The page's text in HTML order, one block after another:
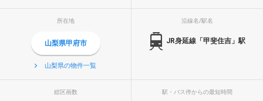
所在地
山梨県甲府市
山梨県の物件一覧
沿線名/駅名
JR身延線「甲斐住吉」駅
総区画数 駅・バス停からの最短時間